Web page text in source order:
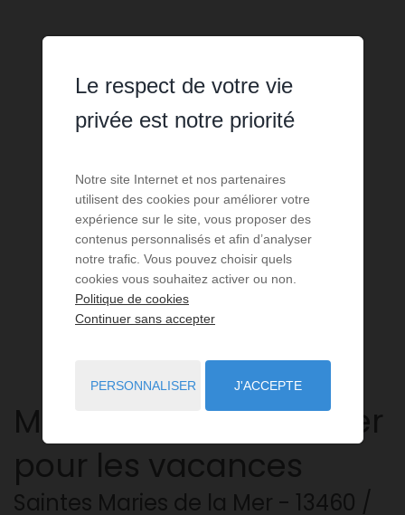
Maison 3 piècesà louer
pour les vacances
Saintes Maries de la Mer - 13460 /
Le respect de votre vie
privée est notre priorité
Notre site Internet et nos partenaires
utilisent des cookies pour améliorer votre
expérience sur le site, vous proposer des
contenus personnalisés et afin d’analyser
notre trafic. Vous pouvez choisir quels
cookies vous souhaitez activer ou non.
Politique de cookies
Continuer sans accepter
PERSONNALISER J'ACCEPTE